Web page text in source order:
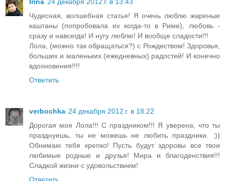
Чудесная, волшебная статья! Я очень люблю жареные
каштаны (попробовала их когда-то в Риме), любовь -
сразу и навсегда! И нугу люблю! И вообще сладости!!!
Лола, (можно так обращаться?) с Рождеством! Здоровья,
больших и маленьких (ежедневных) радостей! И конечно
вдохновения!!!!
Ответить
verbochka 24 декабря 2012 г. в 18:22
Дорогая моя Лола!!! С праздником!!! Я уверена, что ты
празднуешь, ты не можешь не любить праздники. :))
Обнимаю тебя крепко! Пусть будут здоровы все твои
любимые родные и друзья! Мира и благоденствия!!!
Сладкой жизни с удовольствием!